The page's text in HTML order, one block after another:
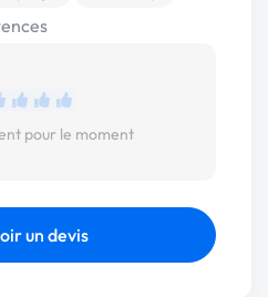
pour le moment
un devis